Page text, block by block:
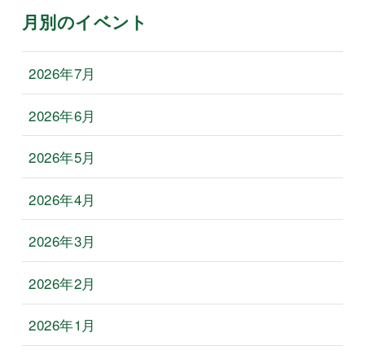
月別のイベント
2026年7月
2026年6月
2026年5月
2026年4月
2026年3月
2026年2月
2026年1月